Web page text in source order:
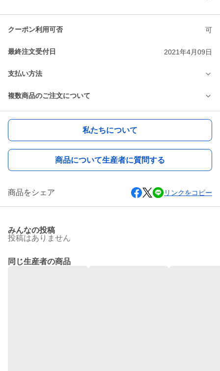
クーポン利用可否 可
最終注文受付日 2021年4月09日
支払い方法
複数商品のご注文について
私たちについて
商品について生産者に質問する
商品をシェア リンクをコピー
みんなの投稿
投稿はありません
同じ生産者の商品